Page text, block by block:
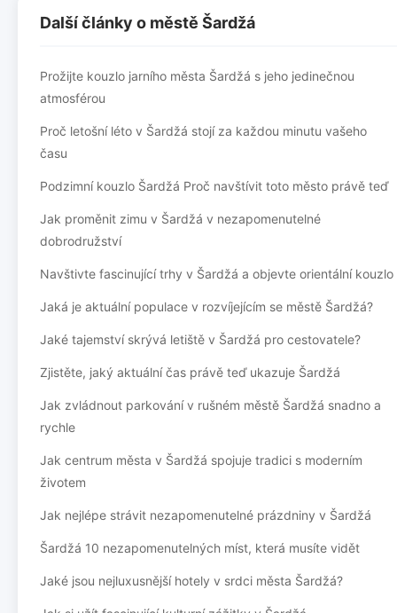
Další články o městě Šardžá
Prožijte kouzlo jarního města Šardžá s jeho jedinečnou
atmosférou
Proč letošní léto v Šardžá stojí za každou minutu vašeho
času
Podzimní kouzlo Šardžá Proč navštívit toto město právě teď
Jak proměnit zimu v Šardžá v nezapomenutelné
dobrodružství
Navštivte fascinující trhy v Šardžá a objevte orientální kouzlo
Jaká je aktuální populace v rozvíjejícím se městě Šardžá?
Jaké tajemství skrývá letiště v Šardžá pro cestovatele?
Zjistěte, jaký aktuální čas právě teď ukazuje Šardžá
Jak zvládnout parkování v rušném městě Šardžá snadno a
rychle
Jak centrum města v Šardžá spojuje tradici s moderním
životem
Jak nejlépe strávit nezapomenutelné prázdniny v Šardžá
Šardžá 10 nezapomenutelných míst, která musíte vidět
Jaké jsou nejluxusnější hotely v srdci města Šardžá?